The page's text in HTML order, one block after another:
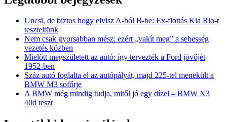
Uncsi, de biztos hogy elvisz A-ból B-be: Ex-flottás Kia Rio-t
teszteltünk
Nem csak gyorsabban mész: ezért „vakít meg” a sebesség
vezetés közben
Mielőtt megszületett az autó: így tervezték a Ford jövőjét
1952-ben
Száz autó foglalta el az autópályát, majd 225-tel menekült a
BMW M3 sofőrje
A BMW még mindig tudja, mitől jó egy dízel – BMW X3
40d teszt